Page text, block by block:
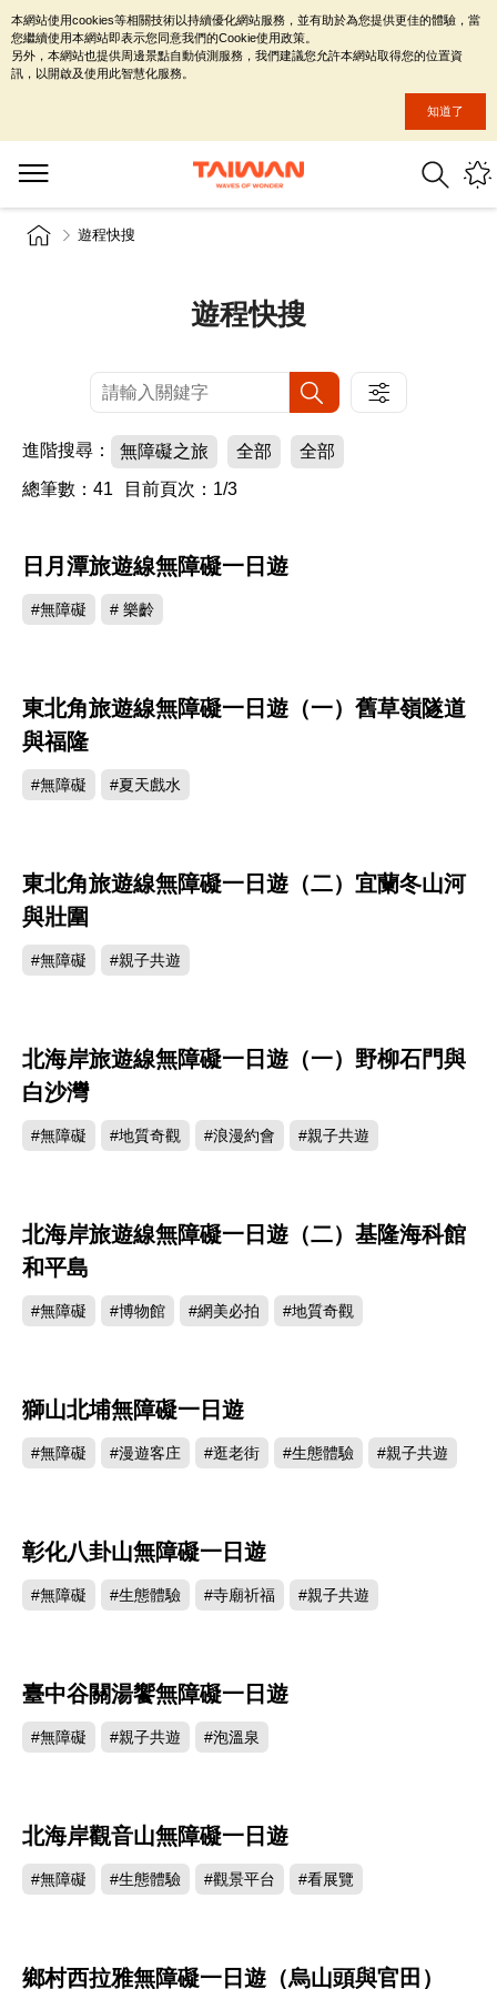
遊程快搜
遊程快搜
進階搜尋： 無障礙之旅 全部
全部
總筆數：41
目前頁次：1/3
日月潭旅遊線無障礙一日遊
#無障礙 # 樂齡
東北角旅遊線無障礙一日遊（一）舊草嶺隧道
與福隆
#無障礙 #夏天戲水
東北角旅遊線無障礙一日遊（二）宜蘭冬山河
與壯圍
#無障礙 #親子共遊
北海岸旅遊線無障礙一日遊（一）野柳石門與
白沙灣
#無障礙 #地質奇觀 #浪漫約會 #親子共遊
北海岸旅遊線無障礙一日遊（二）基隆海科館
和平島
#無障礙 #博物館 #網美必拍 #地質奇觀
獅山北埔無障礙一日遊
#無障礙 #漫遊客庄 #逛老街 #生態體驗 #親子共遊
彰化八卦山無障礙一日遊
#無障礙 #生態體驗 #寺廟祈福 #親子共遊
臺中谷關湯饗無障礙一日遊
#無障礙 #親子共遊 #泡溫泉
北海岸觀音山無障礙一日遊
#無障礙 #生態體驗 #觀景平台 #看展覽
鄉村西拉雅無障礙一日遊（烏山頭與官田）
本網站使用cookies等相關技術以持續優化網站服務，並有助於為您提供更佳的體驗，當
您繼續使用本網站即表示您同意我們的Cookie使用政策。
另外，本網站也提供周邊景點自動偵測服務，我們建議您允許本網站取得您的位置資
訊，以開啟及使用此智慧化服務。
知道了